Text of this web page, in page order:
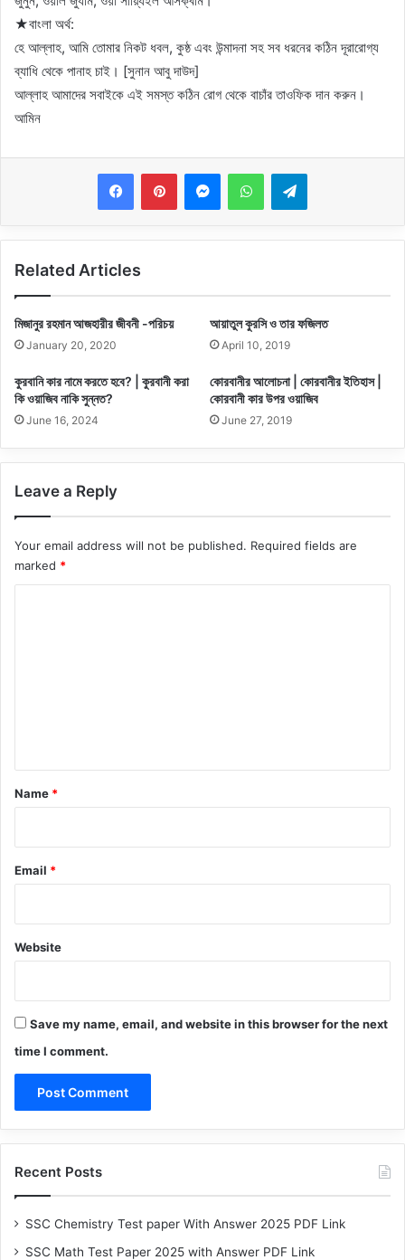
★বাংলা অর্থ:
হে আল্লাহ, আমি তোমার নিকট ধবল, কুষ্ঠ এবং উন্মাদনা সহ সব ধরনের কঠিন দূরারোগ্য
ব্যাধি থেকে পানাহ চাই। [সুনান আবু দাউদ]
আল্লাহ আমাদের সবাইকে এই সমস্ত কঠিন রোগ থেকে বাচাঁর তাওফিক দান করুন।
আমিন
MessengerWhatsAppTelegram
Related Articles
মিজানুর রহমান আজহারীর জীবনী -পরিচয়
January 20, 2020
আয়াতুল কুরসি ও তার ফজিলত
April 10, 2019
কুরবানি কার নামে করতে হবে? | কুরবানী করা
কি ওয়াজিব নাকি সুন্নত?
June 16, 2024
কোরবানীর আলোচনা | কোরবানীর ইতিহাস |
কোরবানী কার উপর ওয়াজিব
June 27, 2019
Leave a Reply
Your email address will not be published. Required fields are
marked *
*
Name *
Email *
Website
Save my name, email, and website in this browser for the next
time I comment.
Recent Posts
SSC Chemistry Test paper With Answer 2025 PDF Link
SSC Math Test Paper 2025 with Answer PDF Link